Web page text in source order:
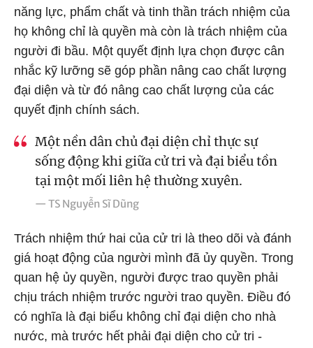
năng lực, phẩm chất và tinh thần trách nhiệm của
họ không chỉ là quyền mà còn là trách nhiệm của
người đi bầu. Một quyết định lựa chọn được cân
nhắc kỹ lưỡng sẽ góp phần nâng cao chất lượng
đại diện và từ đó nâng cao chất lượng của các
quyết định chính sách.
Một nền dân chủ đại diện chỉ thực sự
sống động khi giữa cử tri và đại biểu tồn
tại một mối liên hệ thường xuyên.
— TS Nguyễn Sĩ Dũng
Trách nhiệm thứ hai của cử tri là theo dõi và đánh
giá hoạt động của người mình đã ủy quyền. Trong
quan hệ ủy quyền, người được trao quyền phải
chịu trách nhiệm trước người trao quyền. Điều đó
có nghĩa là đại biểu không chỉ đại diện cho nhà
nước, mà trước hết phải đại diện cho cử tri -